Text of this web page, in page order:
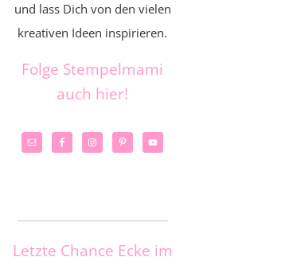
und lass Dich von den vielen
kreativen Ideen inspirieren.
Folge Stempelmami
auch hier!
Letzte Chance Ecke im